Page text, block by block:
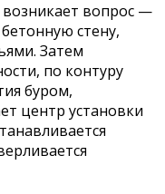
вопрос —
стену,
Затем
по контуру
буром,
центр установки